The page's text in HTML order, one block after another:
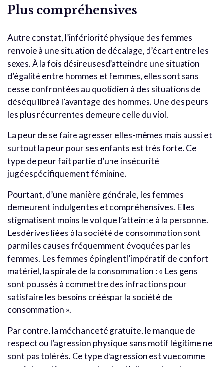
Plus compréhensives
Autre constat, l’infériorité physique des femmes
renvoie à une situation de décalage, d’écart entre les
sexes. À la fois désireusesd’atteindre une situation
d’égalité entre hommes et femmes, elles sont sans
cesse confrontées au quotidien à des situations de
déséquilibreà l’avantage des hommes. Une des peurs
les plus récurrentes demeure celle du viol.
La peur de se faire agresser elles-mêmes mais aussi et
surtout la peur pour ses enfants est très forte. Ce
type de peur fait partie d’une insécurité
jugéespécifiquement féminine.
Pourtant, d’une manière générale, les femmes
demeurent indulgentes et compréhensives. Elles
stigmatisent moins le vol que l’atteinte à la personne.
Lesdérives liées à la société de consommation sont
parmi les causes fréquemment évoquées par les
femmes. Les femmes épinglentl’impératif de confort
matériel, la spirale de la consommation : « Les gens
sont poussés à commettre des infractions pour
satisfaire les besoins crééspar la société de
consommation ».
Par contre, la méchanceté gratuite, le manque de
respect ou l’agression physique sans motif légitime ne
sont pas tolérés. Ce type d’agression est vuecomme